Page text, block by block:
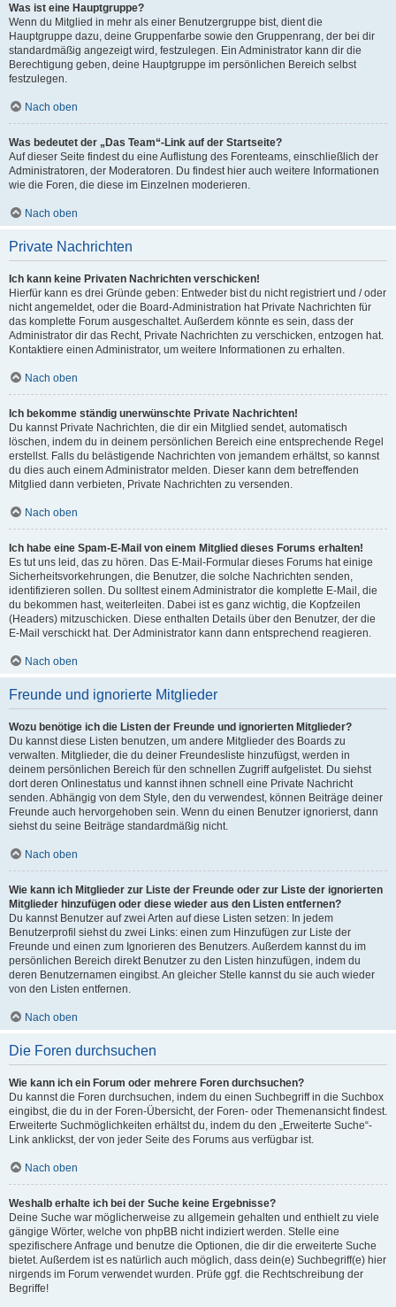
Was ist eine Hauptgruppe?
Wenn du Mitglied in mehr als einer Benutzergruppe bist, dient die
Hauptgruppe dazu, deine Gruppenfarbe sowie den Gruppenrang, der bei dir
standardmäßig angezeigt wird, festzulegen. Ein Administrator kann dir die
Berechtigung geben, deine Hauptgruppe im persönlichen Bereich selbst
festzulegen.
Nach oben
Was bedeutet der „Das Team“-Link auf der Startseite?
Auf dieser Seite findest du eine Auflistung des Forenteams, einschließlich der
Administratoren, der Moderatoren. Du findest hier auch weitere Informationen
wie die Foren, die diese im Einzelnen moderieren.
Nach oben
Private Nachrichten
Ich kann keine Privaten Nachrichten verschicken!
Hierfür kann es drei Gründe geben: Entweder bist du nicht registriert und / oder
nicht angemeldet, oder die Board-Administration hat Private Nachrichten für
das komplette Forum ausgeschaltet. Außerdem könnte es sein, dass der
Administrator dir das Recht, Private Nachrichten zu verschicken, entzogen hat.
Kontaktiere einen Administrator, um weitere Informationen zu erhalten.
Nach oben
Ich bekomme ständig unerwünschte Private Nachrichten!
Du kannst Private Nachrichten, die dir ein Mitglied sendet, automatisch
löschen, indem du in deinem persönlichen Bereich eine entsprechende Regel
erstellst. Falls du belästigende Nachrichten von jemandem erhältst, so kannst
du dies auch einem Administrator melden. Dieser kann dem betreffenden
Mitglied dann verbieten, Private Nachrichten zu versenden.
Nach oben
Ich habe eine Spam-E-Mail von einem Mitglied dieses Forums erhalten!
Es tut uns leid, das zu hören. Das E-Mail-Formular dieses Forums hat einige
Sicherheitsvorkehrungen, die Benutzer, die solche Nachrichten senden,
identifizieren sollen. Du solltest einem Administrator die komplette E-Mail, die
du bekommen hast, weiterleiten. Dabei ist es ganz wichtig, die Kopfzeilen
(Headers) mitzuschicken. Diese enthalten Details über den Benutzer, der die
E-Mail verschickt hat. Der Administrator kann dann entsprechend reagieren.
Nach oben
Freunde und ignorierte Mitglieder
Wozu benötige ich die Listen der Freunde und ignorierten Mitglieder?
Du kannst diese Listen benutzen, um andere Mitglieder des Boards zu
verwalten. Mitglieder, die du deiner Freundesliste hinzufügst, werden in
deinem persönlichen Bereich für den schnellen Zugriff aufgelistet. Du siehst
dort deren Onlinestatus und kannst ihnen schnell eine Private Nachricht
senden. Abhängig von dem Style, den du verwendest, können Beiträge deiner
Freunde auch hervorgehoben sein. Wenn du einen Benutzer ignorierst, dann
siehst du seine Beiträge standardmäßig nicht.
Nach oben
Wie kann ich Mitglieder zur Liste der Freunde oder zur Liste der ignorierten
Mitglieder hinzufügen oder diese wieder aus den Listen entfernen?
Du kannst Benutzer auf zwei Arten auf diese Listen setzen: In jedem
Benutzerprofil siehst du zwei Links: einen zum Hinzufügen zur Liste der
Freunde und einen zum Ignorieren des Benutzers. Außerdem kannst du im
persönlichen Bereich direkt Benutzer zu den Listen hinzufügen, indem du
deren Benutzernamen eingibst. An gleicher Stelle kannst du sie auch wieder
von den Listen entfernen.
Nach oben
Die Foren durchsuchen
Wie kann ich ein Forum oder mehrere Foren durchsuchen?
Du kannst die Foren durchsuchen, indem du einen Suchbegriff in die Suchbox
eingibst, die du in der Foren-Übersicht, der Foren- oder Themenansicht findest.
Erweiterte Suchmöglichkeiten erhältst du, indem du den „Erweiterte Suche“-
Link anklickst, der von jeder Seite des Forums aus verfügbar ist.
Nach oben
Weshalb erhalte ich bei der Suche keine Ergebnisse?
Deine Suche war möglicherweise zu allgemein gehalten und enthielt zu viele
gängige Wörter, welche von phpBB nicht indiziert werden. Stelle eine
spezifischere Anfrage und benutze die Optionen, die dir die erweiterte Suche
bietet. Außerdem ist es natürlich auch möglich, dass dein(e) Suchbegriff(e) hier
nirgends im Forum verwendet wurden. Prüfe ggf. die Rechtschreibung der
Begriffe!